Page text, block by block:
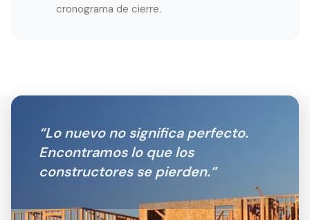
cronograma de cierre.
“Lo nuevo no significa perfecto.
Encontramos lo que los
constructores se pierden.”